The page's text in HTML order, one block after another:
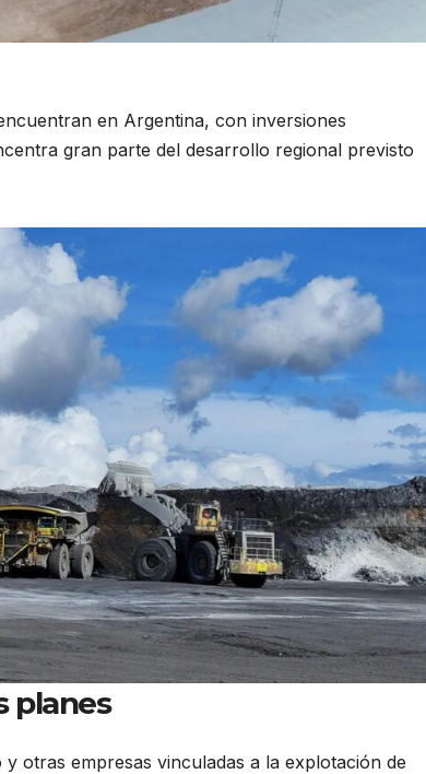
en Argentina, con inversiones
gran parte del desarrollo regional previsto
planes
otras empresas vinculadas a la explotación de